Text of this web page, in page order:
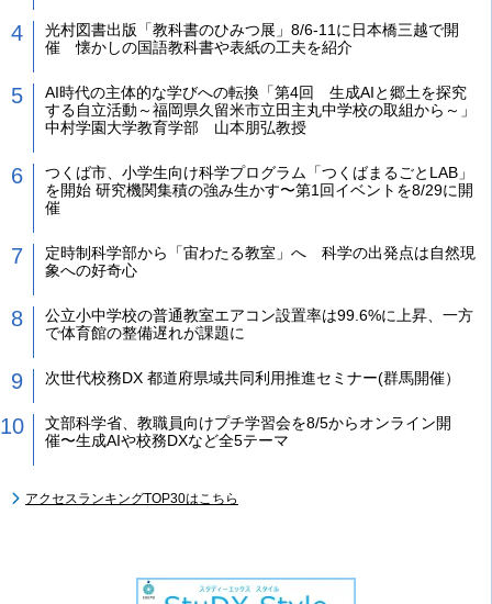
光村図書出版「教科書のひみつ展」8/6-11に日本橋三越で開
催 懐かしの国語教科書や表紙の工夫を紹介
AI時代の主体的な学びへの転換「第4回 生成AIと郷土を探究
する自立活動～福岡県久留米市立田主丸中学校の取組から～」
中村学園大学教育学部 山本朋弘教授
つくば市、小学生向け科学プログラム「つくばまるごとLAB」
を開始 研究機関集積の強み生かす〜第1回イベントを8/29に開
催
定時制科学部から「宙わたる教室」へ 科学の出発点は自然現
象への好奇心
公立小中学校の普通教室エアコン設置率は99.6%に上昇、一方
で体育館の整備遅れが課題に
次世代校務DX 都道府県域共同利用推進セミナー(群馬開催）
文部科学省、教職員向けプチ学習会を8/5からオンライン開
催〜生成AIや校務DXなど全5テーマ
アクセスランキングTOP30はこちら